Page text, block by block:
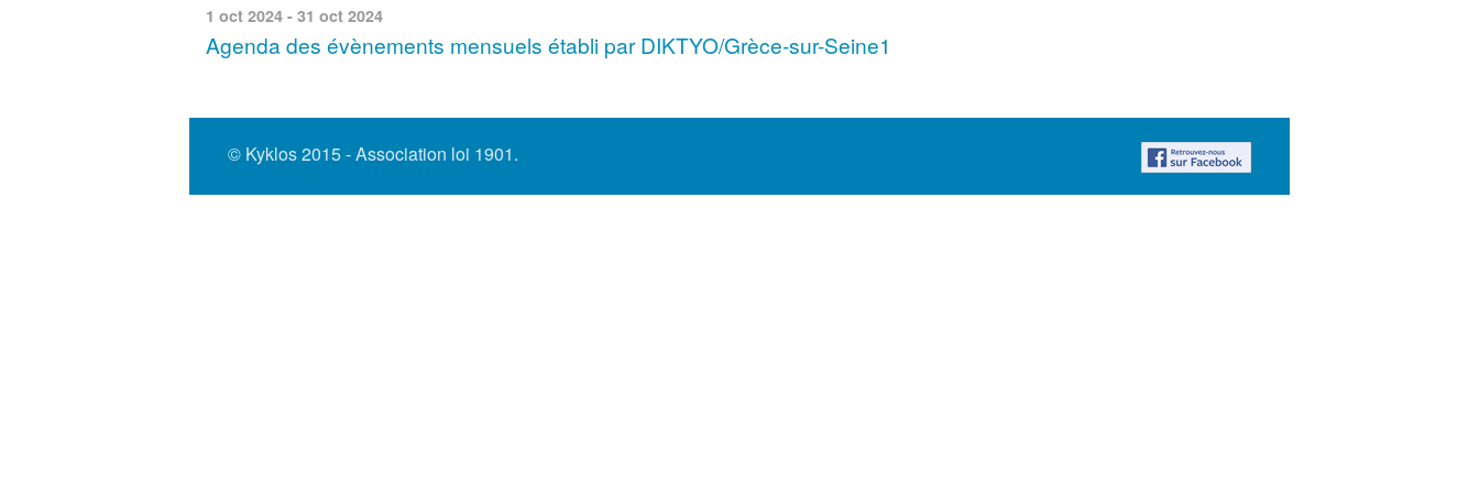
1 oct 2024 - 31 oct 2024
Agenda des évènements mensuels établi par DIKTYO/Grèce-sur-Seine1
© Kyklos 2015 - Association loi 1901.